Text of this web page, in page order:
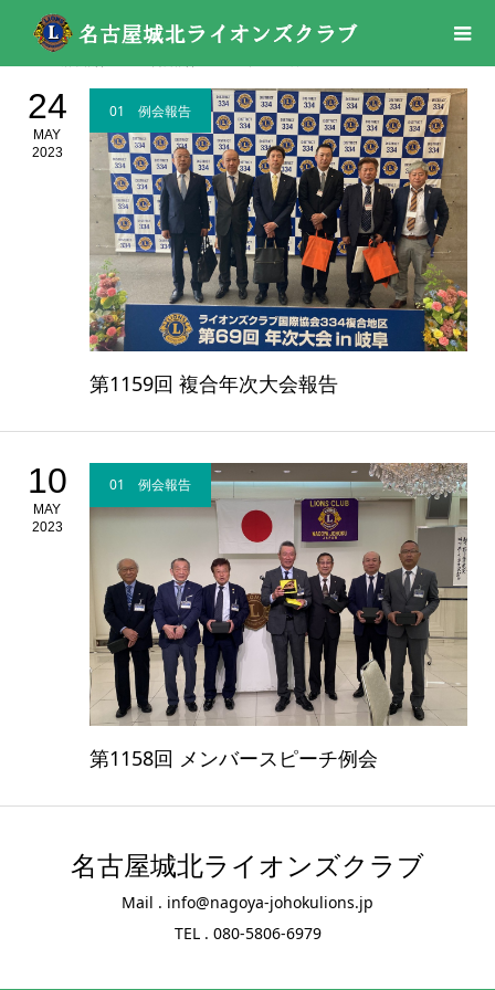
24
MAY
2023
01 例会報告
第1159回 複合年次大会報告
10
MAY
2023
01 例会報告
第1158回 メンバースピーチ例会
名古屋城北ライオンズクラブ
Mail . info@nagoya-johokulions.jp
TEL . 080-5806-6979